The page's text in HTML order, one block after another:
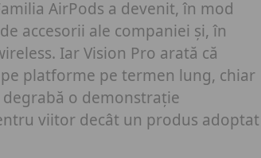
AirPods a devenit, în mod
accesorii ale companiei și, în
Iar Vision Pro arată că
platforme pe termen lung, chiar
o demonstrație
viitor decât un produs adoptat